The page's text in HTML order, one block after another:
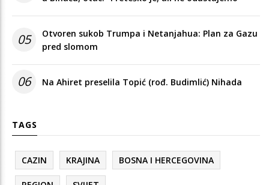
05
Otvoren sukob Trumpa i Netanjahua: Plan za Gazu
pred slomom
06 Na Ahiret preselila Topić (rođ. Budimlić) Nihada
TAGS
CAZIN KRAJINA BOSNA I HERCEGOVINA